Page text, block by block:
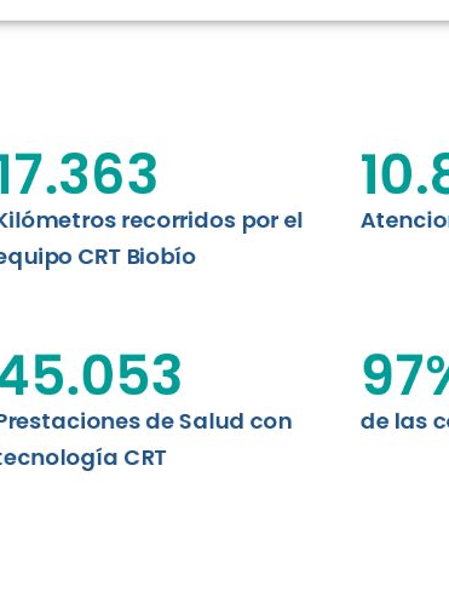
ABORDAJE CLÍNICO EN
MDPA
digital a los habitantes...
recorridos por el
CRT Biobío
de Salud con
CRT
de las
97